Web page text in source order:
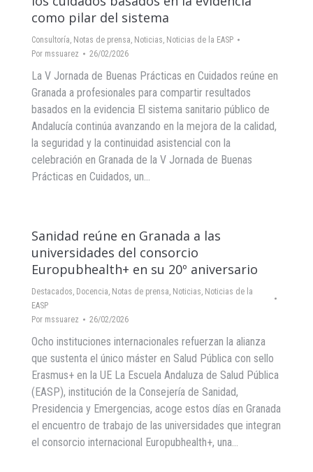
como pilar del sistema
Consultoría, Notas de prensa, Noticias, Noticias de la EASP
Por mssuarez 26/02/2026
La V Jornada de Buenas Prácticas en Cuidados reúne en
Granada a profesionales para compartir resultados
basados en la evidencia El sistema sanitario público de
Andalucía continúa avanzando en la mejora de la calidad,
la seguridad y la continuidad asistencial con la
celebración en Granada de la V Jornada de Buenas
Prácticas en Cuidados, un…
Sanidad reúne en Granada a las
universidades del consorcio
Europubhealth+ en su 20º aniversario
Destacados, Docencia, Notas de prensa, Noticias, Noticias de la
EASP
Por mssuarez 26/02/2026
Ocho instituciones internacionales refuerzan la alianza
que sustenta el único máster en Salud Pública con sello
Erasmus+ en la UE La Escuela Andaluza de Salud Pública
(EASP), institución de la Consejería de Sanidad,
Presidencia y Emergencias, acoge estos días en Granada
el encuentro de trabajo de las universidades que integran
el consorcio internacional Europubhealth+, una…